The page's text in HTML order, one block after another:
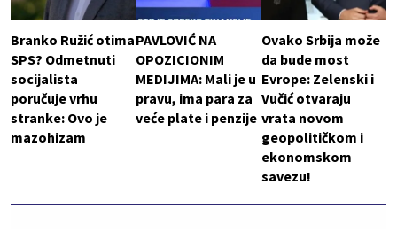
Branko Ružić otima
SPS? Odmetnuti
socijalista
poručuje vrhu
stranke: Ovo je
mazohizam
PAVLOVIĆ NA
OPOZICIONIM
MEDIJIMA: Mali je u
pravu, ima para za
veće plate i penzije
Ovako Srbija može
da bude most
Evrope: Zelenski i
Vučić otvaraju
vrata novom
geopolitičkom i
ekonomskom
savezu!